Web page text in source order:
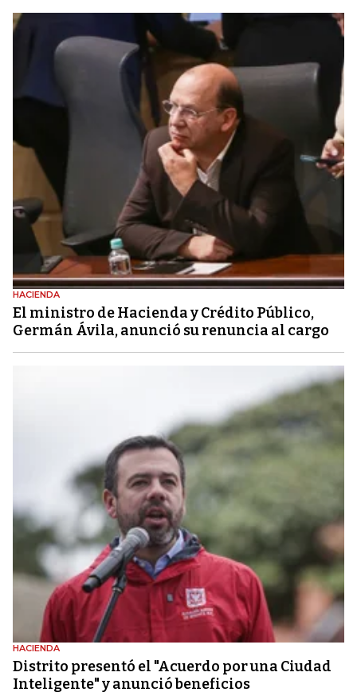
HACIENDA
El ministro de Hacienda y Crédito Público,
Germán Ávila, anunció su renuncia al cargo
HACIENDA
Distrito presentó el "Acuerdo por una Ciudad
Inteligente" y anunció beneficios